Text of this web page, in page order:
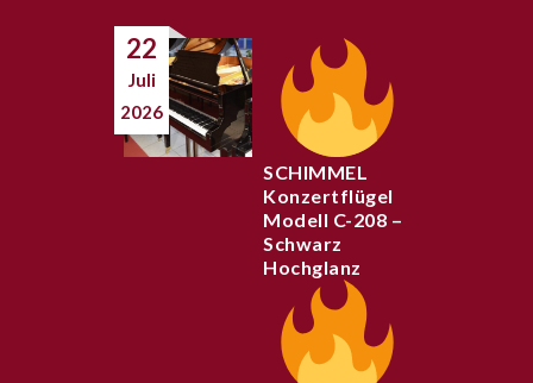
22
Juli
2026
SCHIMMEL
Konzertflügel
Modell C-208 –
Schwarz
Hochglanz